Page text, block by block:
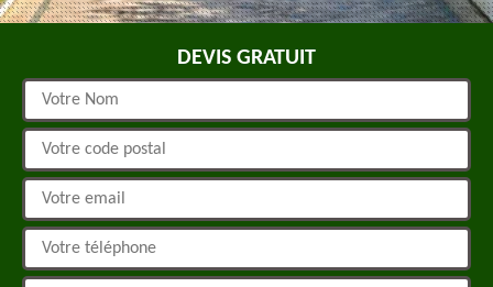
DEVIS GRATUIT